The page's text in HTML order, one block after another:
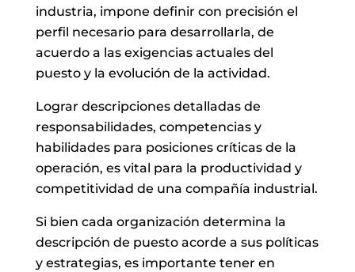
industria, impone definir con precisión el
perfil necesario para desarrollarla, de
acuerdo a las exigencias actuales del
puesto y la evolución de la actividad.
Lograr descripciones detalladas de
responsabilidades, competencias y
habilidades para posiciones críticas de la
operación, es vital para la productividad y
competitividad de una compañía industrial.
Si bien cada organización determina la
descripción de puesto acorde a sus políticas
y estrategias, es importante tener en